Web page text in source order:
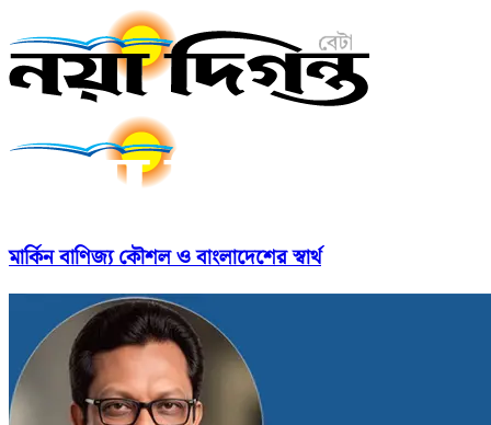
মার্কিন বাণিজ্য কৌশল ও বাংলাদেশের স্বার্থ